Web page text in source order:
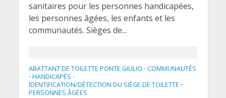
sanitaires pour les personnes handicapées,
les personnes âgées, les enfants et les
communautés. Sièges de...
ABATTANT DE TOILETTE PONTE GIULIO • COMMUNAUTÉS
• HANDICAPÉS •
IDENTIFICATION/DÉTECTION DU SIÈGE DE TOILETTE •
PERSONNES ÂGÉES